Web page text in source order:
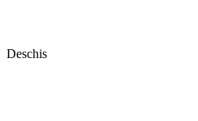
Deschis